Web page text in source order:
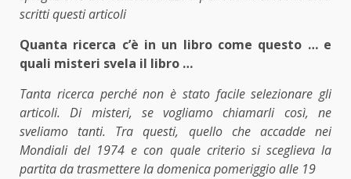
scritti questi articoli
Quanta ricerca c’è in un libro come questo … e
quali misteri svela il libro …
Tanta ricerca perché non è stato facile selezionare gli
articoli. Di misteri, se vogliamo chiamarli così, ne
sveliamo tanti. Tra questi, quello che accadde nei
Mondiali del 1974 e con quale criterio si sceglieva la
partita da trasmettere la domenica pomeriggio alle 19